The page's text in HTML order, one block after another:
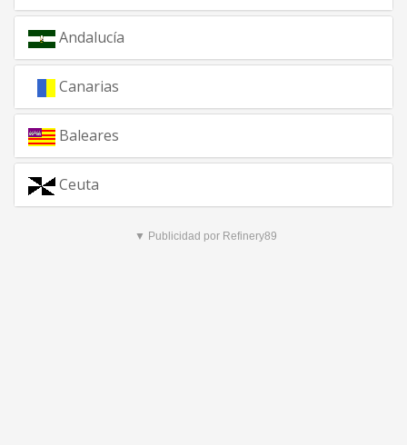
Andalucía
Canarias
Baleares
Ceuta
▼ Publicidad por Refinery89